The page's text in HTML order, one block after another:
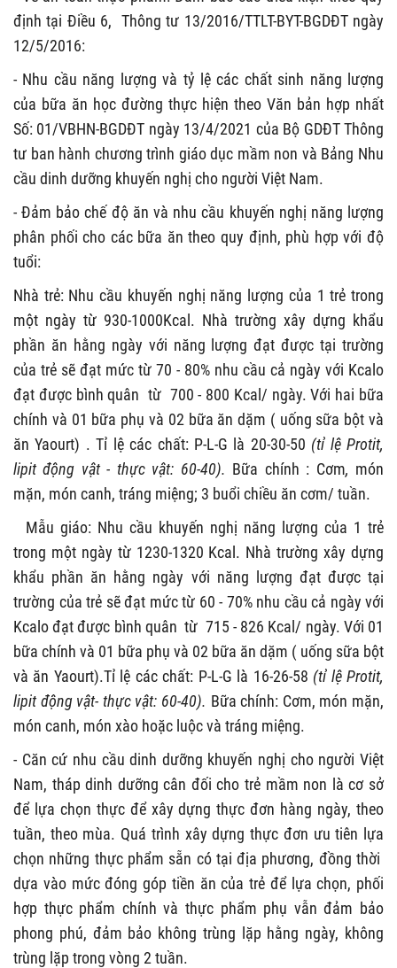
định tại Điều 6, Thông tư 13/2016/TTLT-BYT-BGDĐT ngày
12/5/2016:
- Nhu cầu năng lượng và tỷ lệ các chất sinh năng lượng
của bữa ăn học đường thực hiện theo Văn bản hợp nhất
Số: 01/VBHN-BGDĐT ngày 13/4/2021 của Bộ GDĐT Thông
tư ban hành chương trình giáo dục mầm non và Bảng Nhu
cầu dinh dưỡng khuyến nghị cho người Việt Nam.
- Đảm bảo chế độ ăn và nhu cầu khuyến nghị năng lượng
phân phối cho các bữa ăn theo quy định, phù hợp với độ
tuổi:
Nhà trẻ: Nhu cầu khuyến nghị năng lượng của 1 trẻ trong
một ngày từ 930-1000Kcal. Nhà trường xây dựng khẩu
phần ăn hằng ngày với năng lượng đạt được tại trường
của trẻ sẽ đạt mức từ 70 - 80% nhu cầu cả ngày với Kcalo
đạt được bình quân từ 700 - 800 Kcal/ ngày. Với hai bữa
chính và 01 bữa phụ và 02 bữa ăn dặm ( uống sữa bột và
ăn Yaourt) . Tỉ lệ các chất: P-L-G là 20-30-50 (tỉ lệ Protit,
lipit động vật - thực vật: 60-40). Bữa chính : Cơm, món
mặn, món canh, tráng miệng; 3 buổi chiều ăn cơm/ tuần.
Mẫu giáo: Nhu cầu khuyến nghị năng lượng của 1 trẻ
trong một ngày từ 1230-1320 Kcal. Nhà trường xây dựng
khẩu phần ăn hằng ngày với năng lượng đạt được tại
trường của trẻ sẽ đạt mức từ 60 - 70% nhu cầu cả ngày với
Kcalo đạt được bình quân từ 715 - 826 Kcal/ ngày. Với 01
bữa chính và 01 bữa phụ và 02 bữa ăn dặm ( uống sữa bột
và ăn Yaourt).Tỉ lệ các chất: P-L-G là 16-26-58 (tỉ lệ Protit,
lipit động vật- thực vật: 60-40). Bữa chính: Cơm, món mặn,
món canh, món xào hoặc luộc và tráng miệng.
- Căn cứ nhu cầu dinh dưỡng khuyến nghị cho người Việt
Nam, tháp dinh dưỡng cân đối cho trẻ mầm non là cơ sở
để lựa chọn thực để xây dựng thực đơn hàng ngày, theo
tuần, theo mùa. Quá trình xây dựng thực đơn ưu tiên lựa
chọn những thực phẩm sẵn có tại địa phương, đồng thời
dựa vào mức đóng góp tiền ăn của trẻ để lựa chọn, phối
hợp thực phẩm chính và thực phẩm phụ vẫn đảm bảo
phong phú, đảm bảo không trùng lặp hằng ngày, không
trùng lặp trong vòng 2 tuần.